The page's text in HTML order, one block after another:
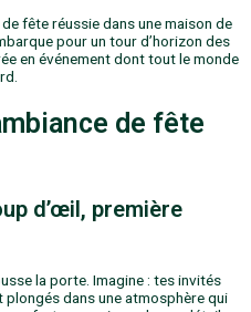
fête réussie dans une maison de
pour un tour d’horizon des
en événement dont tout le monde
de fête
d’œil, première
la porte. Imagine : tes invités
plongés dans une atmosphère qui